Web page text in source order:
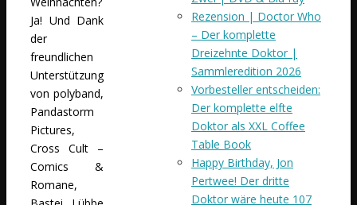
Ja! Und Dank
der
freundlichen
Unterstützung
von polyband,
Pandastorm
Pictures,
Cross Cult –
Comics &
Romane,
Rezension | Doctor Who
– Der komplette
Dreizehnte Doktor |
Sammleredition 2026
Vorbesteller entscheiden:
Der komplette elfte
Doktor als XXL Coffee
Table Book
Happy Birthday, Jon
Pertwee! Der dritte
Doktor wäre heute 107